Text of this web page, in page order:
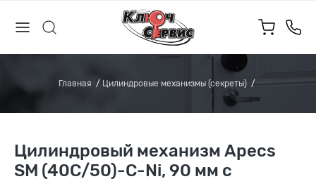
Главная Цилиндровые механизмы (секреты)
Цилиндровый механизм Apecs
SM (40C/50)-C-Ni, 90 мм с